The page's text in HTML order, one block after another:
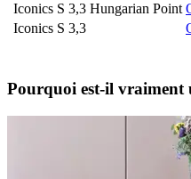
Iconics S 3,3 Hungarian Point
Iconics S 3,3
Pourquoi est-il vraiment